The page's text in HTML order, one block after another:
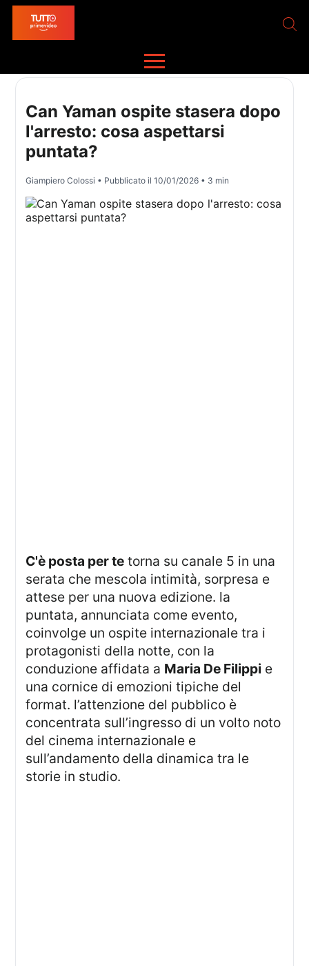
Can Yaman ospite stasera dopo
l'arresto: cosa aspettarsi
puntata?
Giampiero Colossi • Pubblicato il10/01/2026 • 3 min
c'è posta per te torna su canale 5 in una
serata che mescola intimità, sorpresa e
attese per una nuova edizione. la
puntata, annunciata come evento,
coinvolge un ospite internazionale tra i
protagonisti della notte, con la
conduzione affidata a Maria De Filippi e
una cornice di emozioni tipiche del
format. l’attenzione del pubblico è
concentrata sull’ingresso di un volto noto
del cinema internazionale e
sull’andamento della dinamica tra le
storie in studio.